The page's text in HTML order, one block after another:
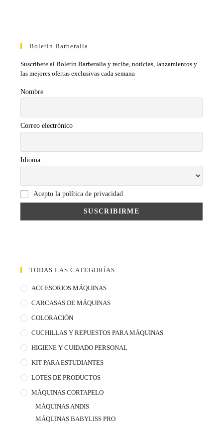
Boletín Barberalia
Suscríbete al Boletín Barberalia y recibe, noticias, lanzamientos y
las mejores ofertas exclusivas cada semana
Nombre
Correo electrónico
Idioma
Acepto la política de privacidad
TODAS LAS CATEGORÍAS
ACCESORIOS MÁQUINAS
CARCASAS DE MÁQUINAS
COLORACIÓN
CUCHILLAS Y REPUESTOS PARA MÁQUINAS
HIGIENE Y CUIDADO PERSONAL
KIT PARA ESTUDIANTES
LOTES DE PRODUCTOS
MÁQUINAS CORTAPELO
MÁQUINAS ANDIS
MÁQUINAS BABYLISS PRO